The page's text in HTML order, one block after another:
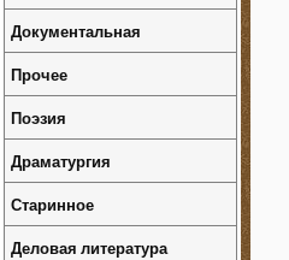
Документальная
Прочее
Поэзия
Драматургия
Старинное
Деловая литература